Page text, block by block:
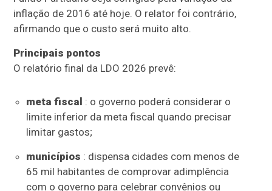
inflação de 2016 até hoje. O relator foi contrário,
afirmando que o custo será muito alto.
Principais pontos
O relatório final da LDO 2026 prevê:
meta fiscal : o governo poderá considerar o
limite inferior da meta fiscal quando precisar
limitar gastos;
municípios : dispensa cidades com menos de
65 mil habitantes de comprovar adimplência
com o governo para celebrar convênios ou